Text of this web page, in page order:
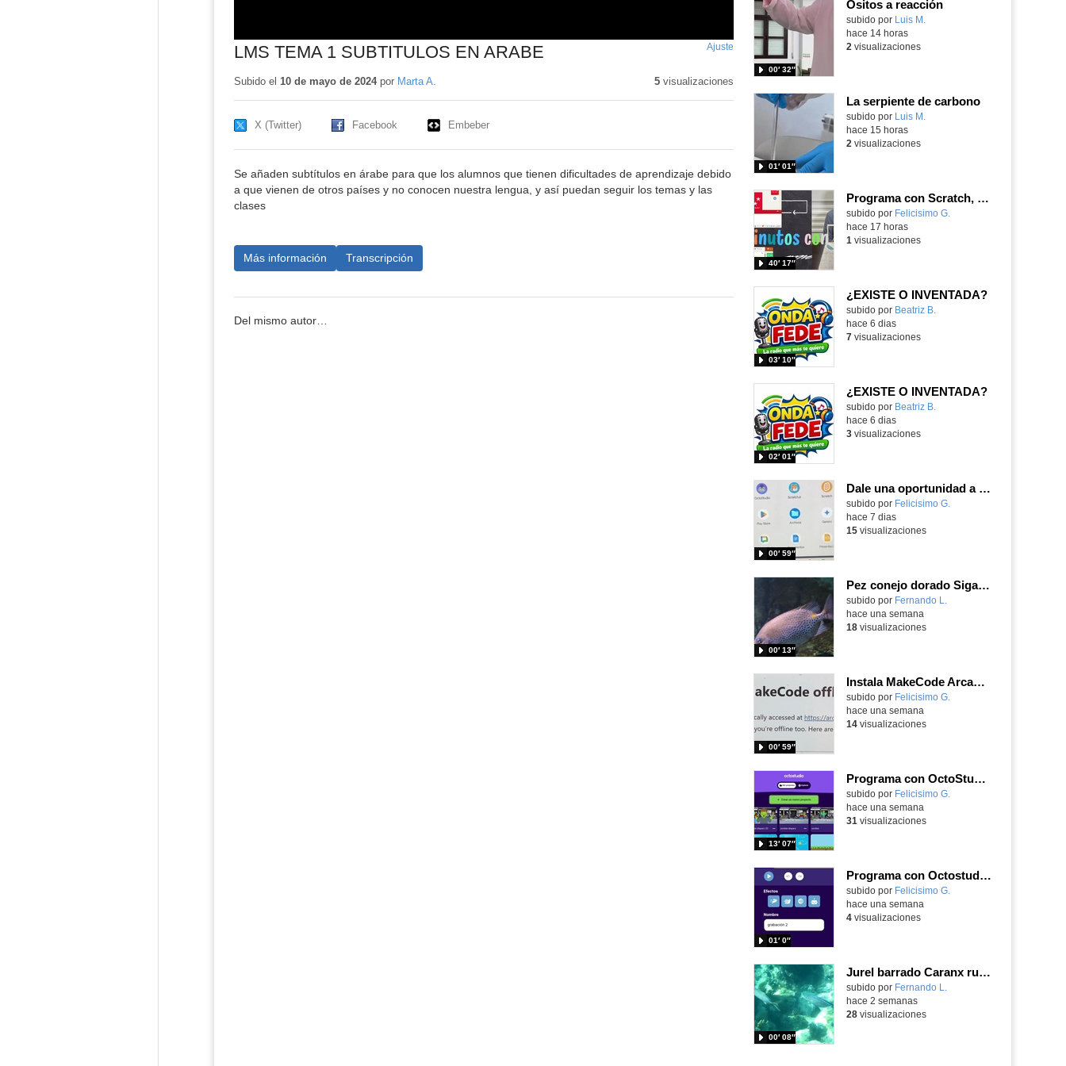
LMS TEMA 1 SUBTITULOS EN ARABE Ajuste
pantalla
Subido el 10 de mayo de 2024por Marta A. 5visualizaciones
X (Twitter) Facebook Embeber
Se añaden subtítulos en árabe para que los alumnos que tienen dificultades de aprendizaje debido
a que vienen de otros países y no conocen nuestra lengua, y así puedan seguir los temas y las
clases
Más información Transcripción
Del mismo autor…
Ositos a reacción
Contenido educativo.
subido por Luis M.
00′ 32″
hace 14 horas
2 visualizaciones
La serpiente de carbono
Contenido educativo.
subido por Luis M.
01′ 01″
hace 15 horas
2 visualizaciones
Programa con Scratch, 8 diferentes juegos para vivir la emoción de los partidos de España en el mundial 2026
Contenido educativo.
subido por Felicisimo G.
40′ 17″
hace 17 horas
1 visualizaciones
¿EXISTE O INVENTADA?
Contenido educativo.
subido por Beatriz B.
03′ 10″
hace 6 dias
7visualizaciones
¿EXISTE O INVENTADA?
Contenido educativo.
subido por Beatriz B.
02′ 01″
hace 6 dias
3visualizaciones
Dale una oportunidad a los Chromebooks y utiliza un proyector para realizar talleres si no tienes pantallas táctiles
Contenido educativo.
subido por Felicisimo G.
00′ 59″
hace 7 dias
15visualizaciones
Pez conejo dorado Siganus guttatus (Bloch, 1786)
Contenido educativo.
subido por Fernando L.
00′ 13″
hace una semana
18visualizaciones
Instala MakeCode Arcade para trabajar offline en tu tablet, ordenador, Chromebook
Contenido educativo.
subido por Felicisimo G.
00′ 59″
hace una semana
14visualizaciones
Programa con OctoStudio, un juego de disparos contra Zombies con un cargador basado en el House of the dead
Contenido educativo.
subido por Felicisimo G.
13′ 07″
hace una semana
31 visualizaciones
Programa con Octostudio, una animación utilizando la cámara para una foto y audio y texto para comunicar.
Contenido educativo.
subido por Felicisimo G.
01′ 0″
hace una semana
4visualizaciones
Jurel barrado Caranx ruber (Bloch, 1793)
Contenido educativo.
subido por Fernando L.
00′ 08″
hace 2 semanas
28visualizaciones